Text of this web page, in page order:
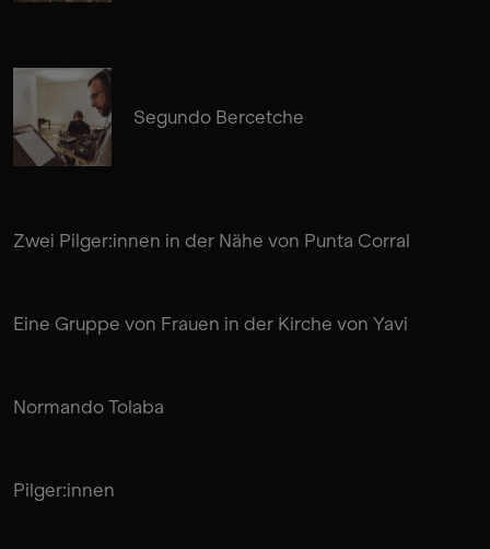
Segundo Bercetche
Zwei Pilger:innen in der Nähe von Punta Corral
Eine Gruppe von Frauen in der Kirche von Yavi
Normando Tolaba
Pilger:innen